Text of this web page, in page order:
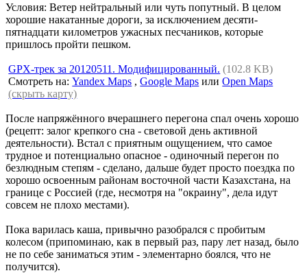
Условия: Ветер нейтральный или чуть попутный. В целом
хорошие накатанные дороги, за исключением десяти-
пятнадцати километров ужасных песчаников, которые
пришлось пройти пешком.
GPX-трек за 20120511. Модифицированный. (102.8 KB)
Смотреть на:Yandex Maps ,Google Maps илиOpen Maps
(скрыть карту)
После напряжённого вчерашнего перегона спал очень хорошо
(рецепт: залог крепкого сна - световой день активной
деятельности). Встал с приятным ощущением, что самое
трудное и потенциально опасное - одиночный перегон по
безлюдным степям - сделано, дальше будет просто поездка по
хорошо освоенным районам восточной части Казахстана, на
границе с Россией (где, несмотря на "окраину", дела идут
совсем не плохо местами).
Пока варилась каша, привычно разобрался с пробитым
колесом (припоминаю, как в первый раз, пару лет назад, было
не по себе заниматься этим - элементарно боялся, что не
получится).